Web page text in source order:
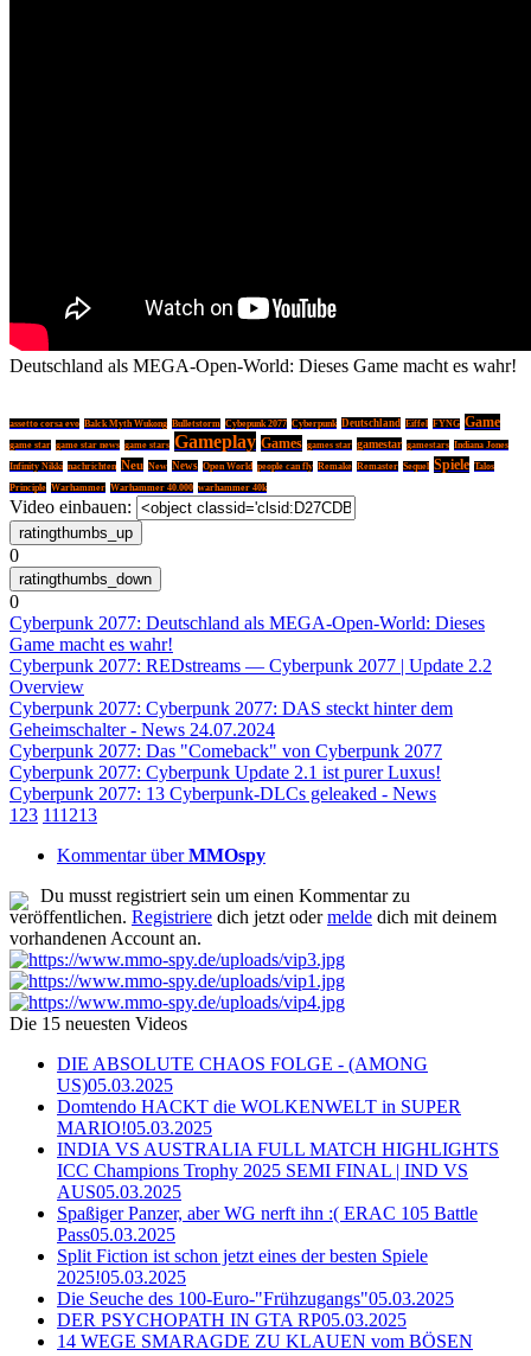
Deutschland als MEGA-Open-World: Dieses Game macht es wahr!
assetto corsa evo Balck Myth Wukong Bulletstorm Cybepunk 2077 Cyberpunk Deutschland Eiffel FYNG Game
game star game star news game stars Gameplay Games games star gamestar gamestars Indiana Jones
Infinity Nikki nachrichten Neu New News Open World people can fly Remake Remaster Sequel Spiele Talos
Principle Warhammer Warhammer 40.000 warhammer 40k
Video einbauen:
0
0
Cyberpunk 2077: Deutschland als MEGA-Open-World: Dieses
Game macht es wahr!
Cyberpunk 2077: REDstreams — Cyberpunk 2077 | Update 2.2
Overview
Cyberpunk 2077: Cyberpunk 2077: DAS steckt hinter dem
Geheimschalter - News 24.07.2024
Cyberpunk 2077: Das "Comeback" von Cyberpunk 2077
Cyberpunk 2077: Cyberpunk Update 2.1 ist purer Luxus!
Cyberpunk 2077: 13 Cyberpunk-DLCs geleaked - News
1 23 111213
Kommentar überMMOspy
Du musst registriert sein um einen Kommentar zu
veröffentlichen. Registriere dich jetzt odermelde dich mit deinem
vorhandenen Account an.
Die 15 neuesten Videos
DIE ABSOLUTE CHAOS FOLGE - (AMONG
US)05.03.2025
Domtendo HACKT die WOLKENWELT in SUPER
MARIO!05.03.2025
INDIA VS AUSTRALIA FULL MATCH HIGHLIGHTS
ICC Champions Trophy 2025 SEMI FINAL | IND VS
AUS05.03.2025
Spaßiger Panzer, aber WG nerft ihn :( ERAC 105 Battle
Pass05.03.2025
Split Fiction ist schon jetzt eines der besten Spiele
2025!05.03.2025
Die Seuche des 100-Euro-"Frühzugangs"05.03.2025
DER PSYCHOPATH IN GTA RP05.03.2025
14 WEGE SMARAGDE ZU KLAUEN vom BÖSEN